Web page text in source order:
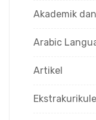
Akademik
Arabic
Artikel